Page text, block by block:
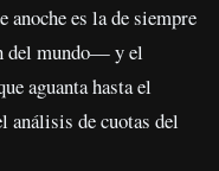
es la de siempre
del mundo— y el
aguanta hasta el
análisis de cuotas del